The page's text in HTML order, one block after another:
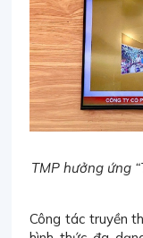
TMP hưởng ứng
Công tác truyền